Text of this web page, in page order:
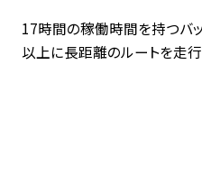
17時間の稼働時間を持つバ
以上に長距離のルートを走行